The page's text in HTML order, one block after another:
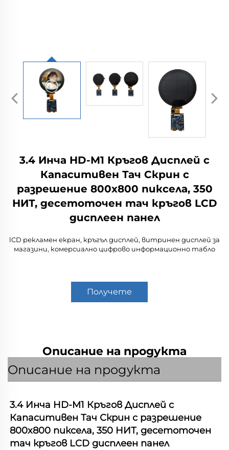
3.4 Инча HD-M1 Кръгов Дисплей с
Капаситивен Тач Скрин с
разрешение 800x800 пиксела, 350
НИТ, десетоточен тач кръгов LCD
дисплеен панел
lCD рекламен екран, кръгъл дисплей, витринен дисплей за
магазини, комерсиално цифрово информационно табло
Получете
Описание на продукта
Описание на продукта
3.4 Инча HD-M1 Кръгов Дисплей с
Капаситивен Тач Скрин с разрешение
800x800 пиксела, 350 НИТ, десетоточен
тач кръгов LCD дисплеен панел